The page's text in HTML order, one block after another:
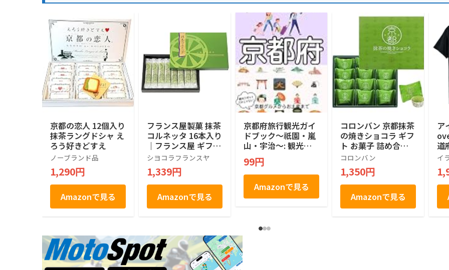
京都の恋人 12個入り
抹茶ラングドシャ え
ろう好きどすえ
ノーブランド品
1,290円
Amazonで見る
フランス屋製菓 抹茶
コルネッタ 16本入り
｜フランス屋 ギフト
お土産 京都 抹茶 お
土産 敬老の日
シヨコラフランスヤ
1,339円
Amazonで見る
京都府旅行観光ガイ
ドブック〜祇園・嵐
山・宇治〜: 観光ス
ポットだけじゃな
い！京都グルメから
お土産まで京都の魅
力満載 京都観光ガイ
ドブック
99円
Amazonで見る
コロンバン 京都抹茶
の焼きショコラ ギフ
ト お菓子 詰め合わ
せ 個包装 プレゼン
ト 土産 抹茶 焼きシ
ョコラ 12個入り
コロンバン
1,350円
Amazonで見る
ア
道
モ
旅
ャ
イ